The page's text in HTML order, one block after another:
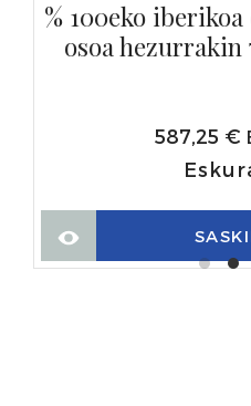
% 100eko
osoa hezurrakin
587,25 €